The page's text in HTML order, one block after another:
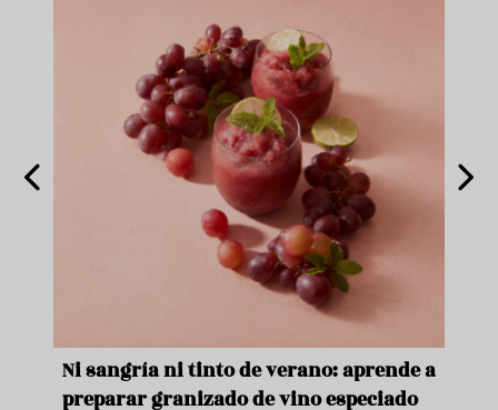
Ni sangría ni tinto de verano: aprende a
preparar granizado de vino especiado